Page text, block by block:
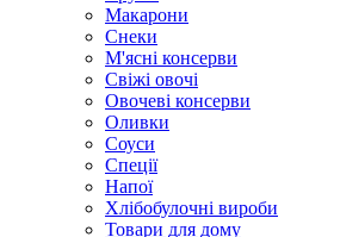
Макарони
Снеки
М'ясні консерви
Свіжі овочі
Овочеві консерви
Оливки
Соуси
Спеції
Напої
Хлібобулочні вироби
Товари для дому